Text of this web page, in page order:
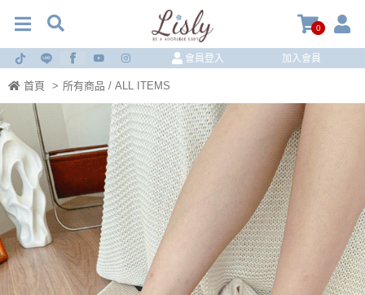
0
會員登入 加入會員
首頁 > 所有商品 / ALL ITEMS